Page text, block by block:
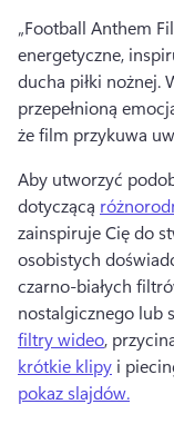
„Football Anthem
energetyczne,
ducha piłki nożnej.
przepełnioną
że film przykuwa
Aby utworzyć
dotyczącą
zainspiruje Cię do
osobistych
czarno-białych
nostalgicznego lub
filtry wideo,
krótkie klipy i
pokaz slajdów.